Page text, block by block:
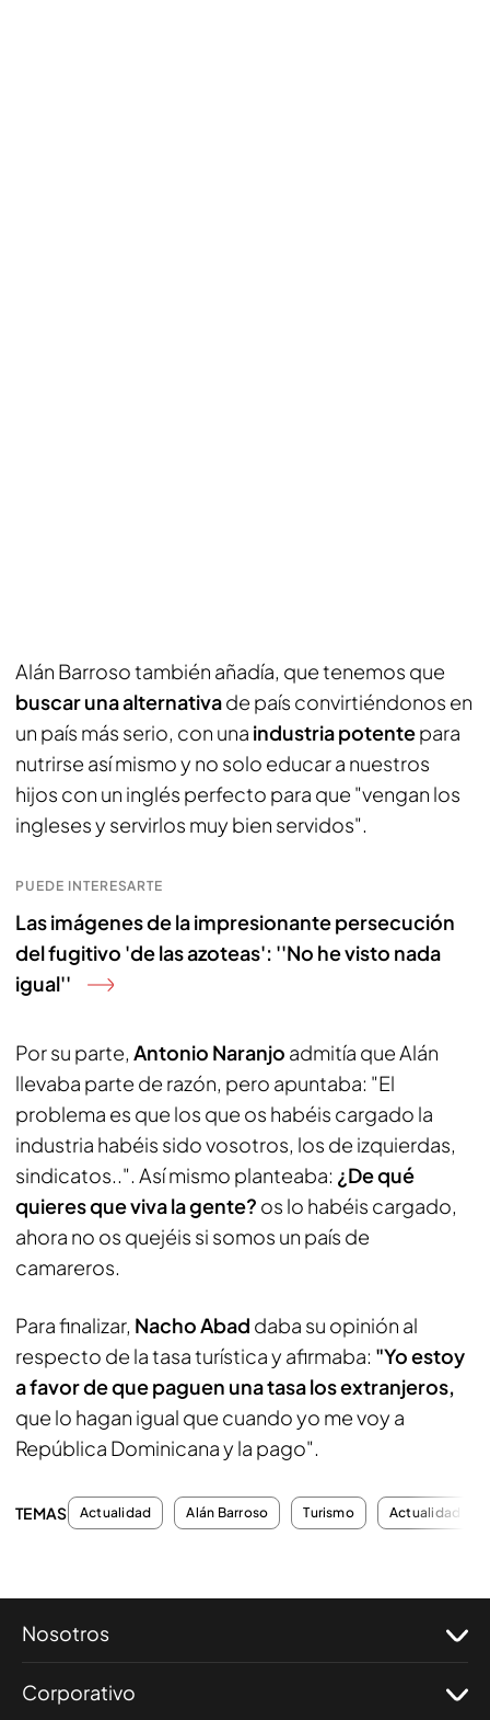
Alán Barroso también añadía, que tenemos que
buscar una alternativade país convirtiéndonos en
un país más serio, con una industria potentepara
nutrirse así mismo y no solo educar a nuestros
hijos con un inglés perfecto para que "vengan los
ingleses y servirlos muy bien servidos".
PUEDE INTERESARTE
Las imágenes de la impresionante persecución
del fugitivo 'de las azoteas': ''No he visto nada
igual''
Por su parte, Antonio Naranjo admitía que Alán
llevaba parte de razón, pero apuntaba: "El
problema es que los que os habéis cargado la
industria habéis sido vosotros, los de izquierdas,
sindicatos..". Así mismo planteaba: ¿De qué
quieres que viva la gente? os lo habéis cargado,
ahora no os quejéis si somos un país de
camareros.
Para finalizar, Nacho Abad daba su opinión al
respecto de la tasa turística y afirmaba: "Yo estoy
a favor de que paguen una tasa los extranjeros,
que lo hagan igual que cuando yo me voy a
República Dominicana y la pago".
TEMAS Actualidad Alán Barroso Turismo Actualidad
Nosotros
Corporativo